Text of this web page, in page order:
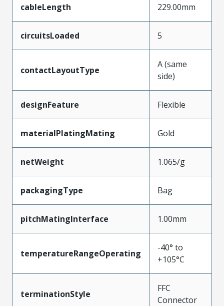
cableLength 229.00mm
circuitsLoaded 5
contactLayoutType
A (same
side)
designFeature Flexible
materialPlatingMating Gold
netWeight 1.065/g
packagingType Bag
pitchMatingInterface 1.00mm
temperatureRangeOperating
-40° to
+105°C
terminationStyle
FFC
Connector